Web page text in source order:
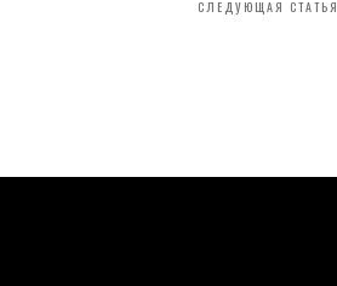
СЛЕДУЮЩАЯ СТАТЬЯ